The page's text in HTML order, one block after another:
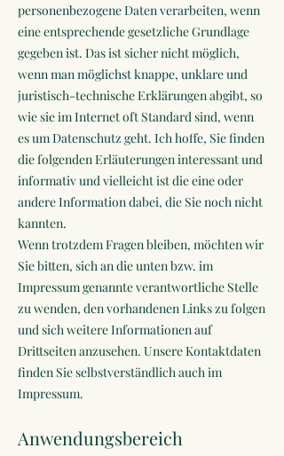
personenbezogene Daten verarbeiten, wenn
eine entsprechende gesetzliche Grundlage
gegeben ist. Das ist sicher nicht möglich,
wenn man möglichst knappe, unklare und
juristisch-technische Erklärungen abgibt, so
wie sie im Internet oft Standard sind, wenn
es um Datenschutz geht. Ich hoffe, Sie finden
die folgenden Erläuterungen interessant und
informativ und vielleicht ist die eine oder
andere Information dabei, die Sie noch nicht
kannten.
Wenn trotzdem Fragen bleiben, möchten wir
Sie bitten, sich an die unten bzw. im
Impressum genannte verantwortliche Stelle
zu wenden, den vorhandenen Links zu folgen
und sich weitere Informationen auf
Drittseiten anzusehen. Unsere Kontaktdaten
finden Sie selbstverständlich auch im
Impressum.
Anwendungsbereich